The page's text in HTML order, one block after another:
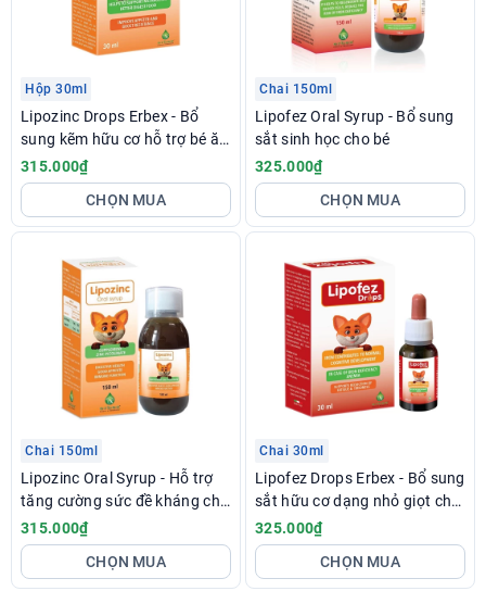
Hộp 30ml
Lipozinc Drops Erbex - Bổ
sung kẽm hữu cơ hỗ trợ bé ăn
ngon, tăng đề kháng
315.000₫
CHỌN MUA
Chai 150ml
Lipofez Oral Syrup - Bổ sung
sắt sinh học cho bé
325.000₫
CHỌN MUA
Chai 150ml
Lipozinc Oral Syrup - Hỗ trợ
tăng cường sức đề kháng cho
trẻ
315.000₫
CHỌN MUA
Chai 30ml
Lipofez Drops Erbex - Bổ sung
sắt hữu cơ dạng nhỏ giọt cho
trẻ
325.000₫
CHỌN MUA